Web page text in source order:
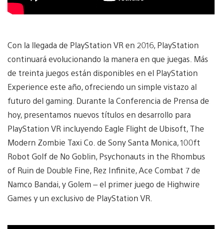
Con la llegada de PlayStation VR en 2016, PlayStation
continuará evolucionando la manera en que juegas. Más
de treinta juegos están disponibles en el PlayStation
Experience este año, ofreciendo un simple vistazo al
futuro del gaming. Durante la Conferencia de Prensa de
hoy, presentamos nuevos títulos en desarrollo para
PlayStation VR incluyendo Eagle Flight de Ubisoft, The
Modern Zombie Taxi Co. de Sony Santa Monica, 100ft
Robot Golf de No Goblin, Psychonauts in the Rhombus
of Ruin de Double Fine, Rez Infinite, Ace Combat 7 de
Namco Bandai, y Golem – el primer juego de Highwire
Games y un exclusivo de PlayStation VR.